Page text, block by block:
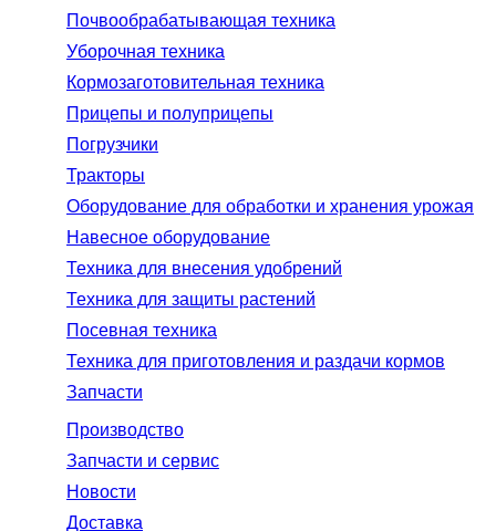
Почвообрабатывающая техника
Уборочная техника
Кормозаготовительная техника
Прицепы и полуприцепы
Погрузчики
Тракторы
Оборудование для обработки и хранения урожая
Навесное оборудование
Техника для внесения удобрений
Техника для защиты растений
Посевная техника
Техника для приготовления и раздачи кормов
Запчасти
Производство
Запчасти и сервис
Новости
Доставка